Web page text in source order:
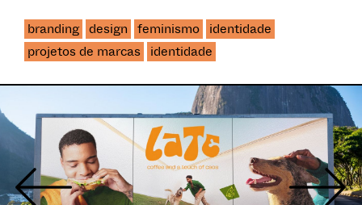
branding design feminismo
identidade
projetos de marcas
identidade